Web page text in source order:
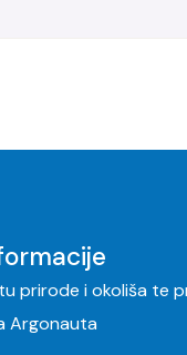
prirode i okoliša te
Argonauta